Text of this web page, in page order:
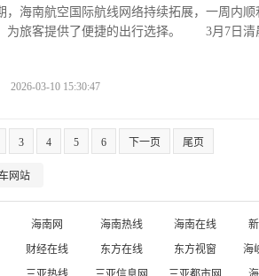
海南航空国际航线网络持续拓展，一周内顺
为旅客提供了便捷的出行选择。 3月7日
03-10 15:30:47
3 4 5 6 下一页 尾页
网站
海南网 海南热线 海南在线
财经在线 东方在线 东方视窗 海